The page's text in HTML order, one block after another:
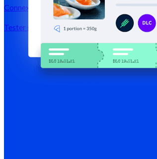
Connexion →
Tester gratuitementInscription